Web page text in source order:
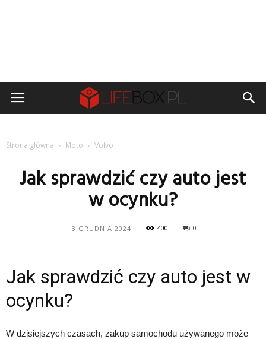
Strona główna Moto Volvo
Jak sprawdzić czy auto jest
w ocynku?
3 GRUDNIA 2024 400 0
Jak sprawdzić czy auto jest w
ocynku?
W dzisiejszych czasach, zakup samochodu używanego może